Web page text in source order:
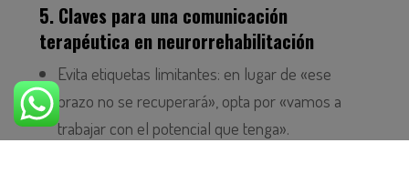
5. Claves para una comunicación
terapéutica en neurorrehabilitación
Evita etiquetas limitantes: en lugar de «ese
brazo no se recuperará», opta por «vamos a
trabajar con el potencial que tenga».